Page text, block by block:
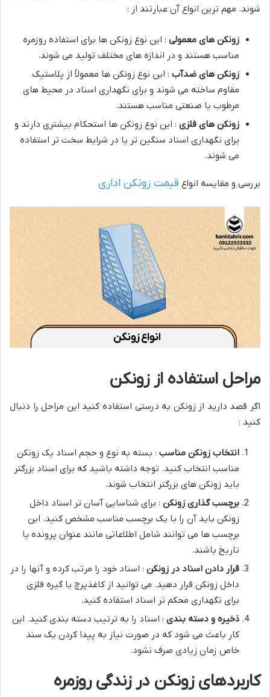
شوند. مهم ترین انواع آن عبارتند از :
زونکن های معمولی : این نوع زونکن ها برای استفاده روزمره
مناسب هستند و در اندازه های مختلف تولید می شوند.
زونکن های ضدآب : این نوع زونکن ها معمولاً از پلاستیک
مقاوم ساخته می شوند و برای نگهداری اسناد در محیط های
مرطوب یا صنعتی مناسب هستند.
زونکن های فلزی : این نوع زونکن ها استحکام بیشتری دارند و
برای نگهداری اسناد سنگین تر یا در شرایط سخت تر استفاده
می شوند.
بررسی و مقایسه انواع قیمت زونکن اداری
مراحل استفاده از زونکن
اگر قصد دارید از زونکن به درستی استفاده کنید این مراحل را دنبال
کنید :
انتخاب زونکن مناسب : بسته به نوع و حجم اسناد یک زونکن
مناسب انتخاب کنید. توجه داشته باشید که برای اسناد بزرگتر
باید زونکن های بزرگتر انتخاب شوند.
برچسب گذاری زونکن : برای شناسایی آسان تر اسناد داخل
زونکن باید آن را با یک برچسب مناسب مشخص کنید. این
برچسب ها می توانند شامل اطلاعاتی مانند عنوان پرونده یا
تاریخ باشند.
قرار دادن اسناد در زونکن : اسناد خود را مرتب کرده و آنها را در
داخل زونکن قرار دهید. می توانید از کاغذپرچ یا گیره فلزی
برای نگهداری محکم تر اسناد استفاده کنید.
ذخیره و دسته بندی : اسناد را به ترتیب دسته بندی کنید. این
کار باعث می شود که در صورت نیاز به پیدا کردن یک سند
خاص زمان زیادی صرف نشود.
کاربردهای زونکن در زندگی روزمره